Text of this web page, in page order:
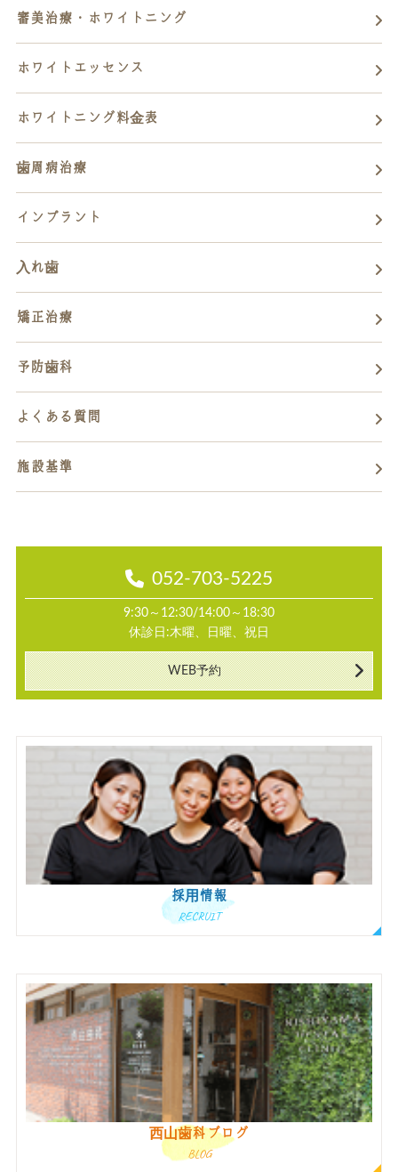
審美治療・ホワイトニング
ホワイトエッセンス
ホワイトニング料金表
歯周病治療
インプラント
入れ歯
矯正治療
予防歯科
よくある質問
施設基準
052-703-5225
9:30～12:30/14:00～18:30
休診日:木曜、日曜、祝日
WEB予約
採用情報
RECRUIT
西山歯科ブログ
BLOG